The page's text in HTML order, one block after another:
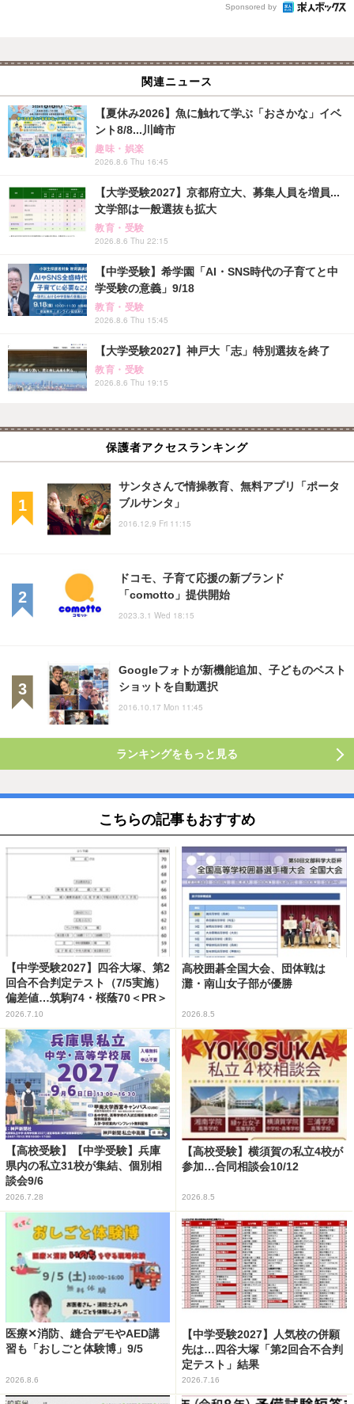
Sponsored by
関連ニュース
【夏休み2026】魚に触れて学ぶ「おさかな」イベ
ント8/8...川崎市
趣味・娯楽
2026.8.6 Thu 16:45
【大学受験2027】京都府立大、募集人員を増員...
文学部は一般選抜も拡大
教育・受験
2026.8.6 Thu 22:15
【中学受験】希学園「AI・SNS時代の子育てと中
学受験の意義」9/18
教育・受験
2026.8.6 Thu 15:45
【大学受験2027】神戸大「志」特別選抜を終了
教育・受験
2026.8.6 Thu 19:15
保護者アクセスランキング
サンタさんで情操教育、無料アプリ「ポータ
ブルサンタ」
2016.12.9 Fri 11:15
ドコモ、子育て応援の新ブランド
「comotto」提供開始
2023.3.1 Wed 18:15
Googleフォトが新機能追加、子どものベスト
ショットを自動選択
2016.10.17 Mon 11:45
ランキングをもっと見る
こちらの記事もおすすめ
【中学受験2027】四谷大塚、第2
回合不合判定テスト（7/5実施）
偏差値…筑駒74・桜蔭70＜PR＞
2026.7.10
高校囲碁全国大会、団体戦は
灘・南山女子部が優勝
2026.8.5
【高校受験】【中学受験】兵庫
県内の私立31校が集結、個別相
談会9/6
2026.7.28
【高校受験】横須賀の私立4校が
参加…合同相談会10/12
2026.8.5
医療✕消防、縫合デモやAED講
習も「おしごと体験博」9/5
2026.8.6
【中学受験2027】人気校の併願
先は…四谷大塚「第2回合不合判
定テスト」結果
2026.7.16